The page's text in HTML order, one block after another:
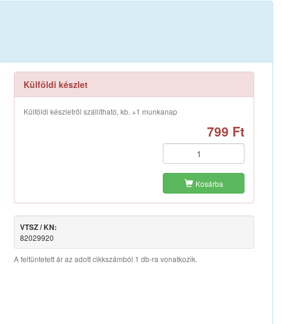
Külföldi készlet
Külföldi készletről szállítható, kb. +1 munkanap
799 Ft
Kosárba
VTSZ / KN:
82029920
A feltüntetett ár az adott cikkszámból 1 db-ra vonatkozik.